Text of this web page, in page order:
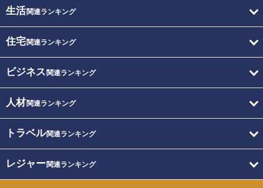
生活関連ランキング
住宅関連ランキング
ビジネス 関連ランキング
人材関連ランキング
トラベル関連ランキング
レジャー関連ランキング